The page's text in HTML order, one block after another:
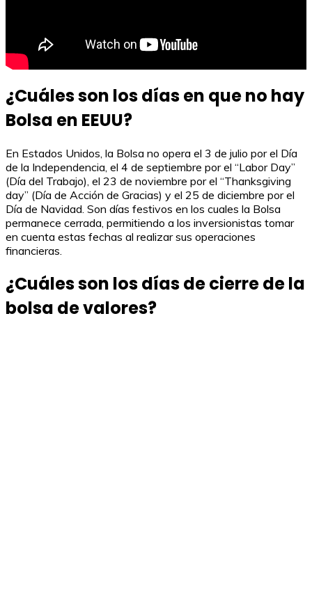
¿Cuáles son los días en que no hay
Bolsa en EEUU?
En Estados Unidos, la Bolsa no opera el 3 de julio por el Día
de la Independencia, el 4 de septiembre por el “Labor Day”
(Día del Trabajo), el 23 de noviembre por el “Thanksgiving
day” (Día de Acción de Gracias) y el 25 de diciembre por el
Día de Navidad. Son días festivos en los cuales la Bolsa
permanece cerrada, permitiendo a los inversionistas tomar
en cuenta estas fechas al realizar sus operaciones
financieras.
¿Cuáles son los días de cierre de la
bolsa de valores?